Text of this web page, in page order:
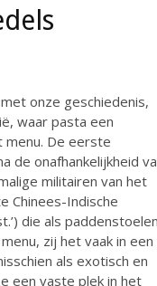
onze geschiedenis,
waar pasta een
menu. De eerste
de onafhankelijkheid
militairen van het
Chinees-Indische
die als paddenstoelen
zij het vaak in een
als exotisch en
een vaste plek in het